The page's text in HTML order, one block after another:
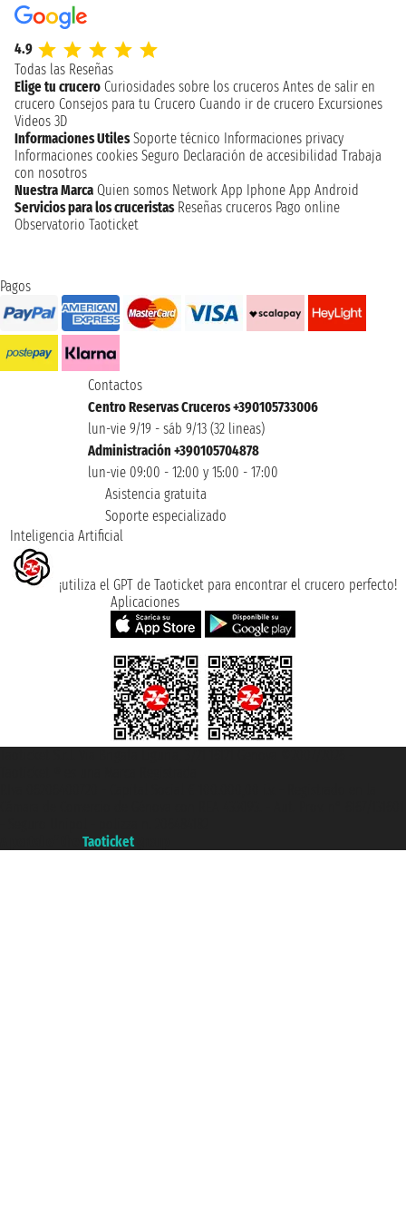
4.9
Todas las Reseñas
Elige tu crucero Curiosidades sobre los cruceros Antes de salir en
crucero Consejos para tu Crucero Cuando ir de crucero Excursiones
Videos 3D
Informaciones Utiles Soporte técnico Informaciones privacy
Informaciones cookies Seguro Declaración de accesibilidad Trabaja
con nosotros
Nuestra Marca Quien somos Network App Iphone App Android
Servicios para los cruceristas Reseñas cruceros Pago online
Observatorio Taoticket
Pagos
Contactos
Centro Reservas Cruceros +390105733006
lun-vie 9/19 - sáb 9/13 (32 lineas)
Administración +390105704878
lun-vie 09:00 - 12:00 y 15:00 - 17:00
Asistencia gratuita
Soporte especializado
Inteligencia Artificial
¡utiliza el GPT de Taoticket para encontrar el crucero perfecto!
Aplicaciones
Taoticket